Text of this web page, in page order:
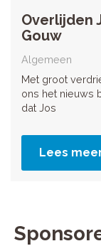
Overlijden
Gouw
Algemeen
Met groot
ons het nieuws
dat Jos
Lees